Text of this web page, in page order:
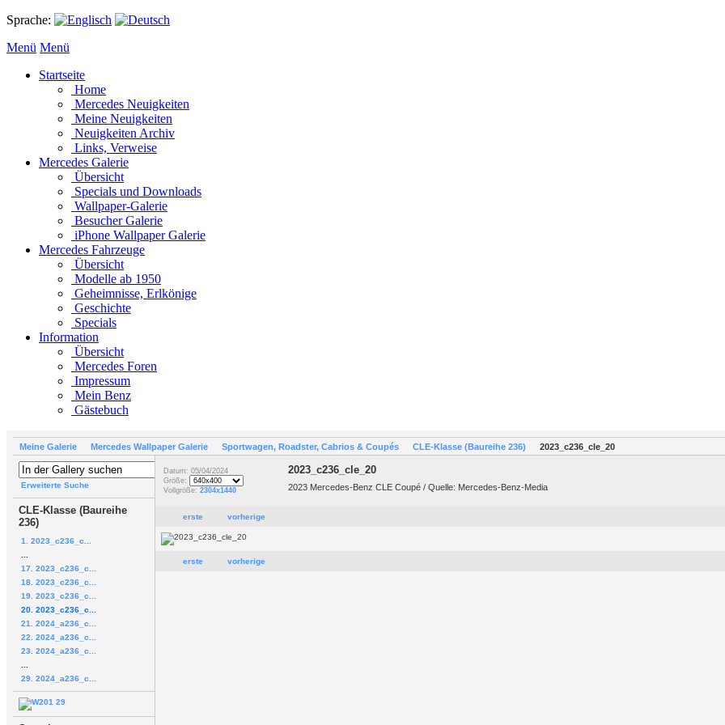
Sprache:
Menü Menü
Startseite
Home
Mercedes Neuigkeiten
Meine Neuigkeiten
Neuigkeiten Archiv
Links, Verweise
Mercedes Galerie
Übersicht
Specials und Downloads
Wallpaper-Galerie
Besucher Galerie
iPhone Wallpaper Galerie
Mercedes Fahrzeuge
Übersicht
Modelle ab 1950
Geheimnisse, Erlkönige
Geschichte
Specials
Information
Übersicht
Mercedes Foren
Impressum
Mein Benz
Gästebuch
Meine Galerie Mercedes Wallpaper Galerie Sportwagen, Roadster, Cabrios & Coupés CLE-Klasse (Baureihe 236) 2023_c236_cle_20
Erweiterte Suche
CLE-Klasse (Baureihe
236)
1. 2023_c236_c...
17. 2023_c236_c...
18. 2023_c236_c...
19. 2023_c236_c...
20. 2023_c236_c...
21. 2024_a236_c...
22. 2024_a236_c...
23. 2024_a236_c...
29. 2024_a236_c...
Datum: 05/04/2024
Größe:
Vollgröße: 2304x1440
2023_c236_cle_20
2023 Mercedes-Benz CLE Coupé / Quelle: Mercedes-Benz-Media
erste vorherige
erste vorherige